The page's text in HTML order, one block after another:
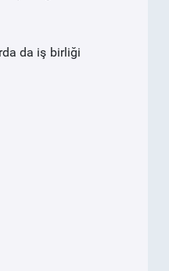
da iş birliği